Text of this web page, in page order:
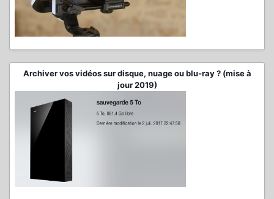
Archiver vos vidéos sur disque, nuage ou blu-ray ? (mise à
jour 2019)